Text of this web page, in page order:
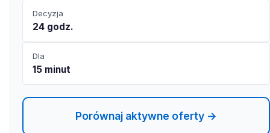
Decyzja
24 godz.
Dla
15 minut
Porównaj aktywne oferty →